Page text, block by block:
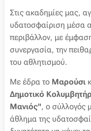
Στις ακαδημίες μας,
υδατοσφαίριση μέσα
περιβάλλον, με
συνεργασία, την
του αθλητισμού.
Με έδρα το Μαρούσι
Δημοτικό
Μανιός", ο σύλλογός
άθλημα της